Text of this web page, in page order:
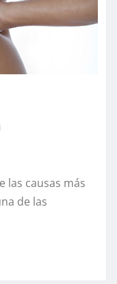
las causas más
de las